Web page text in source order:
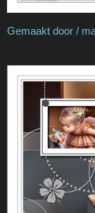
Gemaakt
Gemaakt